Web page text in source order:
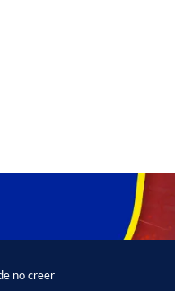
no creer